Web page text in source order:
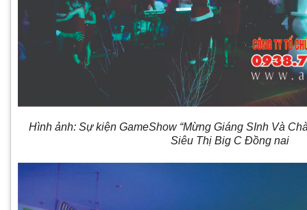
Hình ảnh: Sự kiện GameShow “Mừng Giáng SInh Và
Siêu Thị Big C Đồng nai